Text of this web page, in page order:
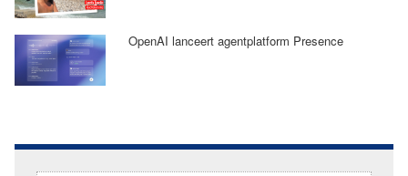
OpenAI lanceert agentplatform Presence